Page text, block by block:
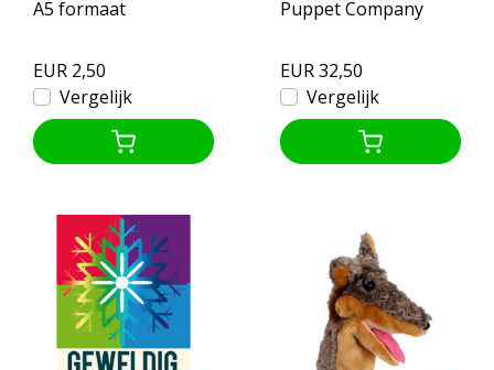
A5 formaat
EUR 2,50
Vergelijk
Puppet Company
EUR 32,50
Vergelijk